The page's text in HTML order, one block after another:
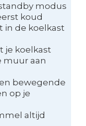
modus
koud
in de koelkast
je koelkast
muur aan
bewegende
op je
altijd